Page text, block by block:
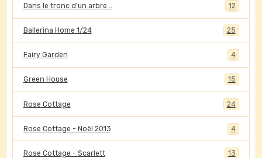
Dans le tronc d'un arbre... 12
Ballerina Home 1/24 25
Fairy Garden 4
Green House 15
Rose Cottage 24
Rose Cottage - Noël 2013 4
Rose Cottage - Scarlett 13